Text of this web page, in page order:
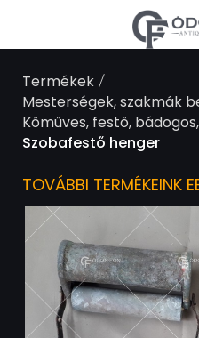
Termékek/
Mesterségek, szakmák
Kőműves, festő,
Szobafestő henger
TOVÁBBI TERMÉKEINK